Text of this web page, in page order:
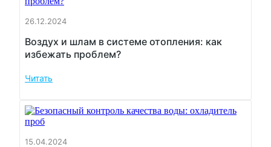
26.12.2024
Воздух и шлам в системе отопления: как
избежать проблем?
Читать
15.04.2024